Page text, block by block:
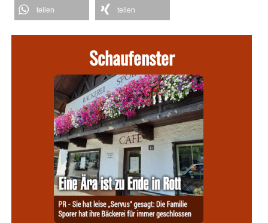
teilen teilen
Schaufenster